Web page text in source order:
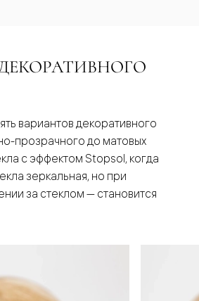
вариантов декоративного
прозрачного до матовых
с эффектом Stopsol, когда
зеркальная, но при
за стеклом — становится